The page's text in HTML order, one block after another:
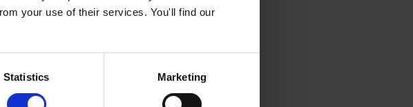
your use of their services. You'll find our
Statistics Marketing